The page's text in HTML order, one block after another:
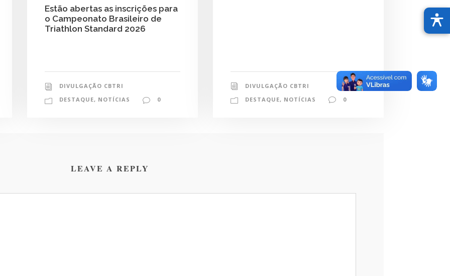
Estão abertas as inscrições para
o Campeonato Brasileiro de
Triathlon Standard 2026
DIVULGAÇÃO CBTRI
DESTAQUE, NOTÍCIAS 0
DIVULGAÇÃO CBTRI
DESTAQUE, NOTÍCIAS 0
LEAVE A REPLY